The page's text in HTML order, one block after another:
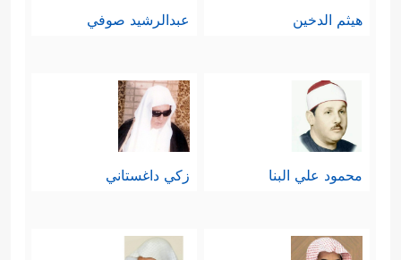
هيثم الدخين عبدالرشيد صوفي
محمود علي البنا زكي داغستاني